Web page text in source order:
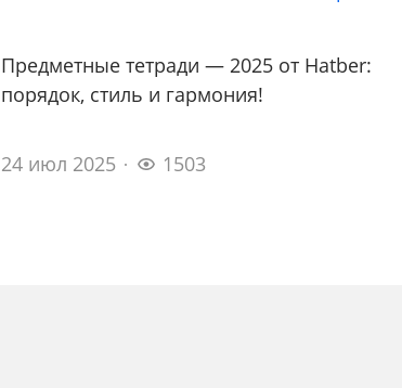
Предметные тетради — 2025 от Hatber:
порядок, стиль и гармония!
24 июл 2025 1503